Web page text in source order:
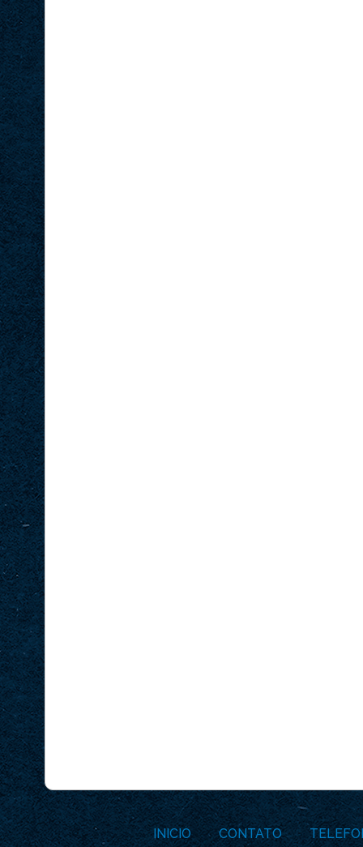
INICIO CONTATO